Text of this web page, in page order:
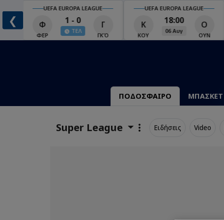
❮
UEFA EUROPA LEAGUE
1 - 0
ΤΕΛ
ΓΚΌ
UEFA EUROPA LEAGUE
18:00
06 Αυγ
ΠΟΔΟΣΦΑΙΡΟ ΜΠΑΣΚΕΤ
Super League Ειδήσεις Video